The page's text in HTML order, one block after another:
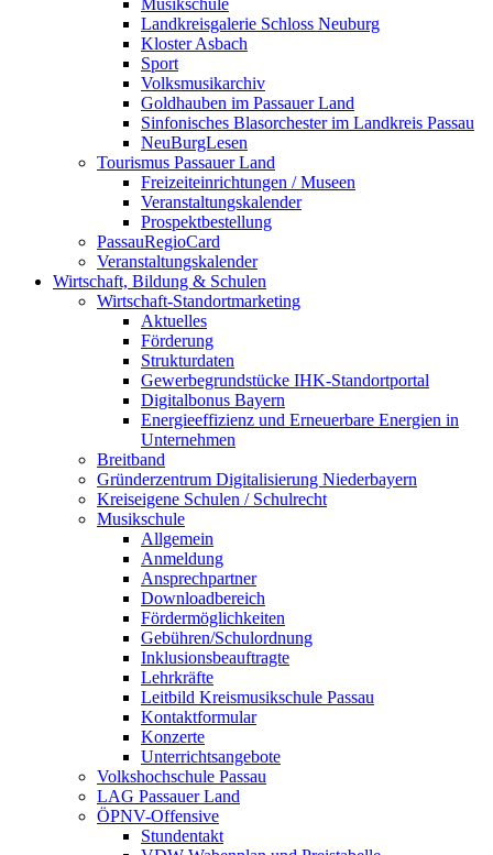
Musikschule
Landkreisgalerie Schloss Neuburg
Kloster Asbach
Sport
Volksmusikarchiv
Goldhauben im Passauer Land
Sinfonisches Blasorchester im Landkreis Passau
NeuBurgLesen
Tourismus Passauer Land
Freizeiteinrichtungen / Museen
Veranstaltungskalender
Prospektbestellung
PassauRegioCard
Veranstaltungskalender
Wirtschaft, Bildung & Schulen
Wirtschaft-Standortmarketing
Aktuelles
Förderung
Strukturdaten
Gewerbegrundstücke IHK-Standortportal
Digitalbonus Bayern
Energieeffizienz und Erneuerbare Energien in
Unternehmen
Breitband
Gründerzentrum Digitalisierung Niederbayern
Kreiseigene Schulen / Schulrecht
Musikschule
Allgemein
Anmeldung
Ansprechpartner
Downloadbereich
Fördermöglichkeiten
Gebühren/Schulordnung
Inklusionsbeauftragte
Lehrkräfte
Leitbild Kreismusikschule Passau
Kontaktformular
Konzerte
Unterrichtsangebote
Volkshochschule Passau
LAG Passauer Land
ÖPNV-Offensive
Stundentakt